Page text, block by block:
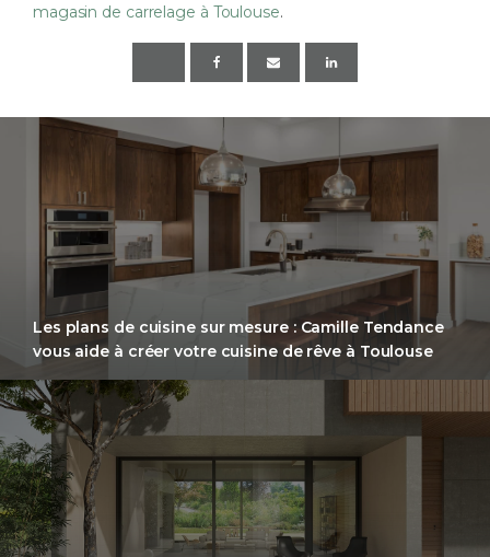
magasin de carrelage à Toulouse.
Les plans de cuisine sur mesure : Camille Tendance
vous aide à créer votre cuisine de rêve à Toulouse